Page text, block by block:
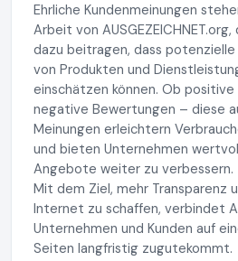
Ehrliche Kundenmeinungen
Arbeit von
dazu beitragen, dass
von Produkten und
einschätzen können. Ob
negative Bewertungen – diese
Meinungen erleichtern
und bieten Unternehmen
Angebote weiter zu verbessern.
Mit dem Ziel, mehr Transparenz
Internet zu schaffen, verbindet
Unternehmen und Kunden auf
Seiten langfristig zugutekommt.